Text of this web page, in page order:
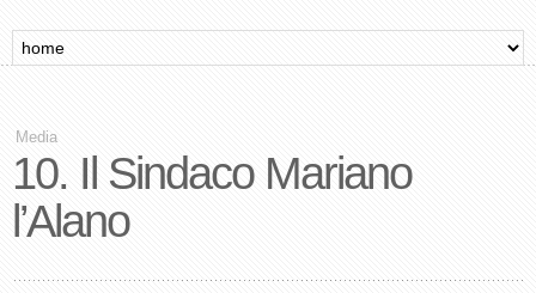
Media
10. Il Sindaco Mariano
l’Alano